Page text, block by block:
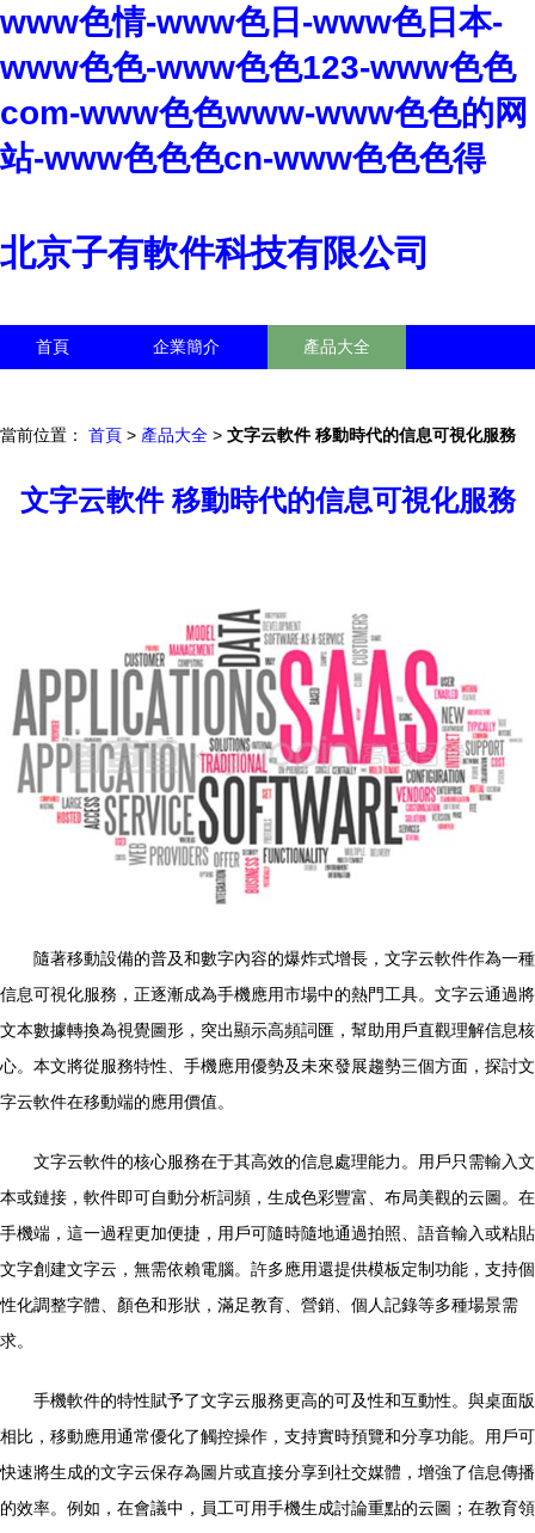
www色情-www色日-www色日本-
www色色-www色色123-www色色
com-www色色www-www色色的网
站-www色色色cn-www色色色得
北京子有軟件科技有限公司
首頁 企業簡介 產品大全
當前位置： 首頁 > 產品大全 > 文字云軟件 移動時代的信息可視化服務
文字云軟件 移動時代的信息可視化服務
隨著移動設備的普及和數字內容的爆炸式增長，文字云軟件作為一種
信息可視化服務，正逐漸成為手機應用市場中的熱門工具。文字云通過將
文本數據轉換為視覺圖形，突出顯示高頻詞匯，幫助用戶直觀理解信息核
心。本文將從服務特性、手機應用優勢及未來發展趨勢三個方面，探討文
字云軟件在移動端的應用價值。
文字云軟件的核心服務在于其高效的信息處理能力。用戶只需輸入文
本或鏈接，軟件即可自動分析詞頻，生成色彩豐富、布局美觀的云圖。在
手機端，這一過程更加便捷，用戶可隨時隨地通過拍照、語音輸入或粘貼
文字創建文字云，無需依賴電腦。許多應用還提供模板定制功能，支持個
性化調整字體、顏色和形狀，滿足教育、營銷、個人記錄等多種場景需
求。
手機軟件的特性賦予了文字云服務更高的可及性和互動性。與桌面版
相比，移動應用通常優化了觸控操作，支持實時預覽和分享功能。用戶可
快速將生成的文字云保存為圖片或直接分享到社交媒體，增強了信息傳播
的效率。例如，在會議中，員工可用手機生成討論重點的云圖；在教育領